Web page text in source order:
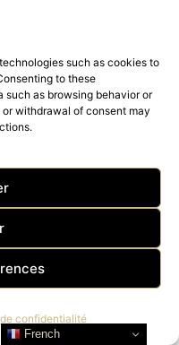
such as cookies to
to these
as browsing behavior or
withdrawal of consent may
confidentialité
et
Été 2023
1950, nous
French